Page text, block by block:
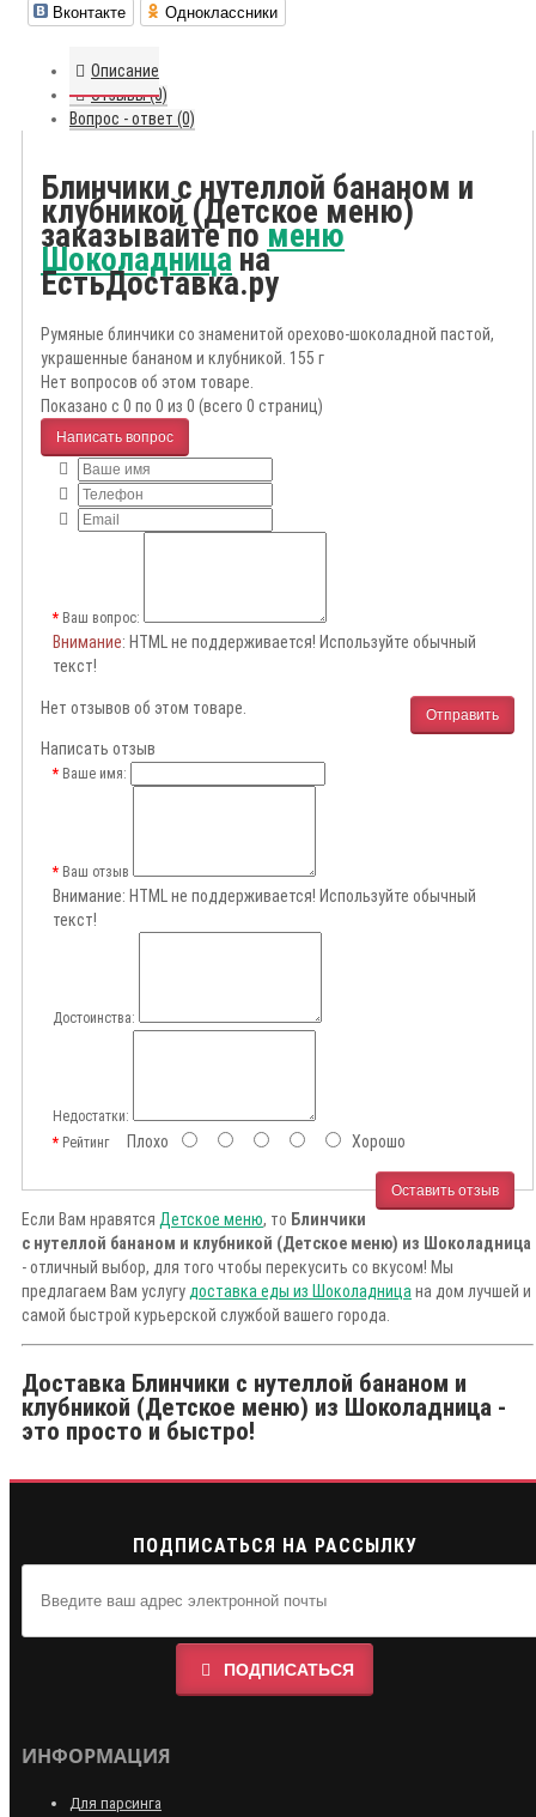
Вконтакте Одноклассники
Описание
Отзывы (0)
Вопрос - ответ (0)
Блинчики с нутеллой бананом и
клубникой (Детское меню)
заказывайте поменю
Шоколадницана
ЕстьДоставка.ру
Румяные блинчики со знаменитой орехово-шоколадной пастой,
украшенные бананом и клубникой. 155 г
Нет вопросов об этом товаре.
Показано с 0 по 0 из 0 (всего 0 страниц)
Написать вопрос
Ваш вопрос:
Внимание: HTML не поддерживается! Используйте обычный
текст!
Отправить
Нет отзывов об этом товаре.
Написать отзыв
Ваше имя:
Ваш отзыв
Внимание: HTML не поддерживается! Используйте обычный
текст!
Достоинства:
Недостатки:
РейтингПлохо Хорошо
Оставить отзыв
Если Вам нравятся Детское меню, то Блинчики
с нутеллой бананом и клубникой (Детское меню) из Шоколадница
- отличный выбор, для того чтобы перекусить со вкусом! Мы
предлагаем Вам услугу доставка еды из Шоколадница на дом лучшей и
самой быстрой курьерской службой вашего города.
Доставка Блинчики с нутеллой бананом и
клубникой (Детское меню) из Шоколадница -
это просто и быстро!
ПОДПИСАТЬСЯ НА РАССЫЛКУ
ПОДПИСАТЬСЯ
ИНФОРМАЦИЯ
Для парсинга